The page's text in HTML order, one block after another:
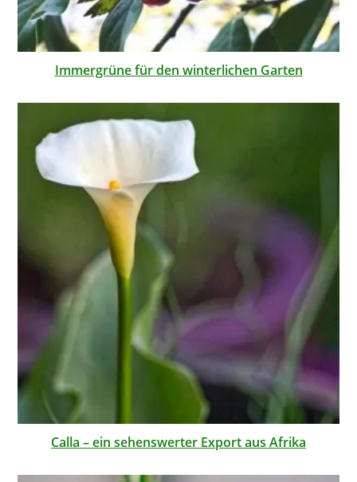
Immergrüne für den winterlichen Garten
Calla – ein sehenswerter Export aus Afrika